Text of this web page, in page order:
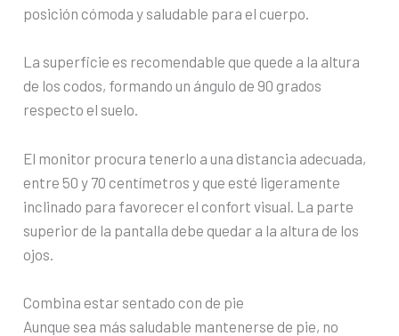
posición cómoda y saludable para el cuerpo.
La superficie es recomendable que quede a la altura
de los codos, formando un ángulo de 90 grados
respecto el suelo.
El monitor procura tenerlo a una distancia adecuada,
entre 50 y 70 centímetros y que esté ligeramente
inclinado para favorecer el confort visual. La parte
superior de la pantalla debe quedar a la altura de los
ojos.
Combina estar sentado con de pie
Aunque sea más saludable mantenerse de pie, no